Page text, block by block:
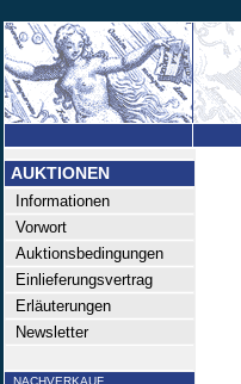
AUKTIONEN
Informationen
Vorwort
Auktionsbedingungen
Einlieferungsvertrag
Erläuterungen
Newsletter
NACHVERKAUF